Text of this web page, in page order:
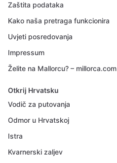
Zaštita podataka
Kako naša pretraga funkcionira
Uvjeti posredovanja
Impressum
Želite na Mallorcu? – millorca.com
Otkrij Hrvatsku
Vodič za putovanja
Odmor u Hrvatskoj
Istra
Kvarnerski zaljev